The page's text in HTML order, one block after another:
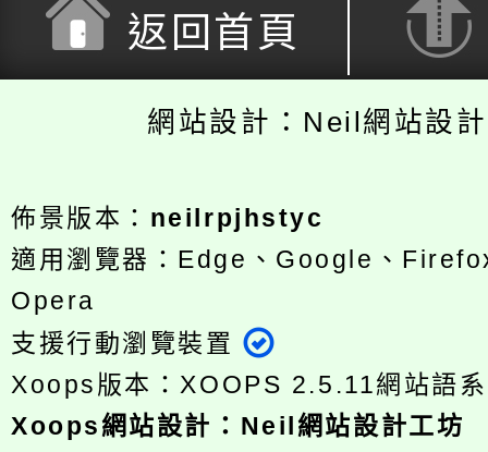
返回首頁
網站設計：Neil網站設
佈景版本： neilrpjhstyc
適用瀏覽器：Edge、Google、
Opera
支援行動瀏覽裝置
Xoops版本： XOOPS 2.5.11網站語
Xoops網站設計 ： Neil網站設計工坊